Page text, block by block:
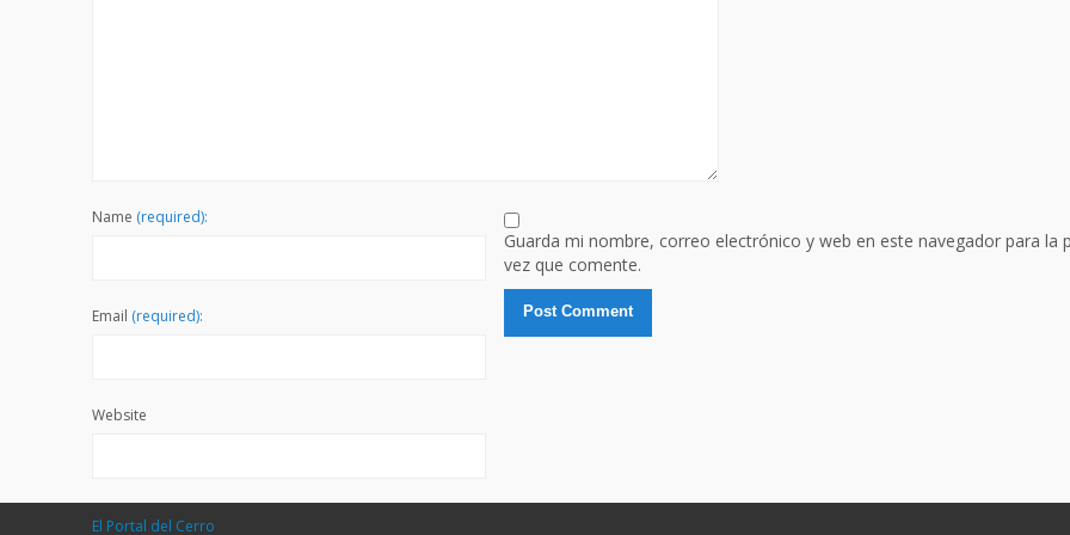
Name (required):
Email (required):
Website
Guarda mi nombre, correo electrónico y web en este navegador para la
vez que comente.
El Portal del Cerro